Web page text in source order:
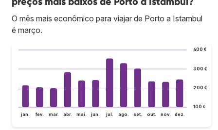
O mês mais econômico para viajar de Porto a Istambul
é março.
100 €
200 €
300 €
400 €
jan. fev. mar. abr. mai. jun. jul. ago. set. out. nov. dez.